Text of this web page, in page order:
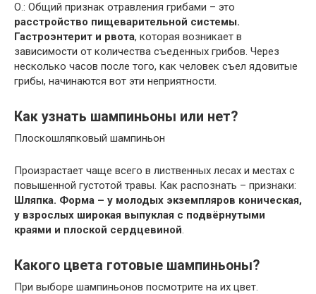
О.: Общий признак отравления грибами – это
расстройство пищеварительной системы.
Гастроэнтерит и рвота, которая возникает в
зависимости от количества съеденных грибов. Через
несколько часов после того, как человек съел ядовитые
грибы, начинаются вот эти неприятности.
Как узнать шампиньоны или нет?
Плоскошляпковый шампиньон
Произрастает чаще всего в лиственных лесах и местах с
повышенной густотой травы. Как распознать – признаки:
Шляпка. Форма – у молодых экземпляров коническая,
у взрослых широкая выпуклая с подвёрнутыми
краями и плоской сердцевиной.
Какого цвета готовые шампиньоны?
При выборе шампиньонов посмотрите на их цвет.